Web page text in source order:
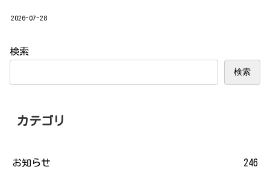
2026-07-28
検索
検索
カテゴリ
お知らせ 246